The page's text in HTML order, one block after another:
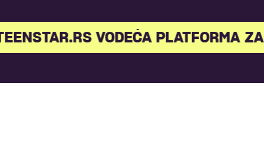
VODEĆA PLATFORMA